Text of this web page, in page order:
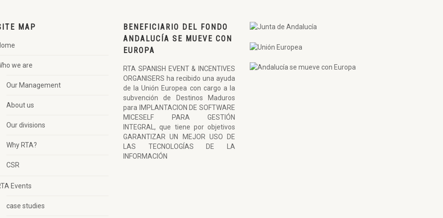
MAP
we are
Our Management
About us
Our divisions
Why RTA?
CSR
Events
case studies
BENEFICIARIO DEL FONDO
ANDALUCÍA SE MUEVE CON
EUROPA
RTA SPANISH EVENT & INCENTIVES
ORGANISERS ha recibido una ayuda
de la Unión Europea con cargo a la
subvención de Destinos Maduros
para IMPLANTACION DE SOFTWARE
MICESELF PARA GESTIÓN
INTEGRAL, que tiene por objetivos
GARANTIZAR UN MEJOR USO DE
LAS TECNOLOGÍAS DE LA
INFORMACIÓN